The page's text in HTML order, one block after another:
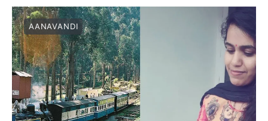
AANAVANDI